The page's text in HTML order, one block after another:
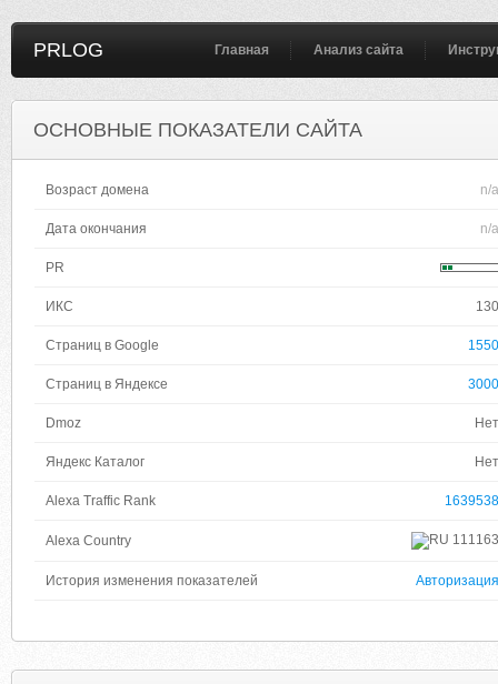
PRLOG Главная Анализ сайта
ОСНОВНЫЕ ПОКАЗАТЕЛИ САЙТА
Возраст домена n/a
Дата окончания n/a
PR
ИКС 130
Страниц в Google 1550
Страниц в Яндексе 3000
Dmoz Нет
Яндекс Каталог Нет
Alexa Traffic Rank 1639538
Alexa Country 111163
История изменения показателей Авторизация